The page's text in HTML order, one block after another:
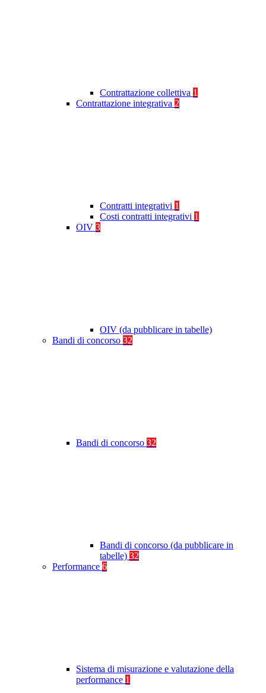
Contrattazione collettiva 1
Contrattazione integrativa 2
Contratti integrativi 1
Costi contratti integrativi 1
OIV 3
OIV (da pubblicare in tabelle)
Bandi di concorso 32
Bandi di concorso 32
Bandi di concorso (da pubblicare in
tabelle) 32
Performance 6
Sistema di misurazione e valutazione della
performance 1